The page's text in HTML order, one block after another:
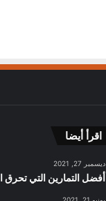
اقرأ أيضا
ديسمبر 27, 2021
أفضل التمارين التي تحرق